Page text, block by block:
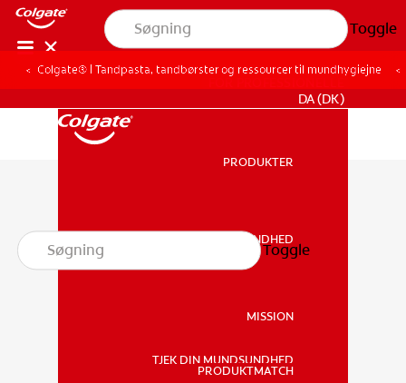
Toggle
MUNDSUNDHED
DA (DK)
PRODUKTER
MUNDSUNDHED
MISSION
TJEK DIN MUNDSUNDHED
PRODUKTMATCH
Toggle
Colgate® | Tandpasta, tandbørster og ressourcer til mundhygiejne